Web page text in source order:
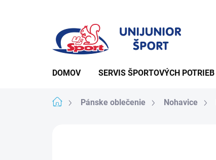
DOMOV SERVIS ŠPORTOVÝCH POTRIEB
DomovPánske oblečenie Nohavice